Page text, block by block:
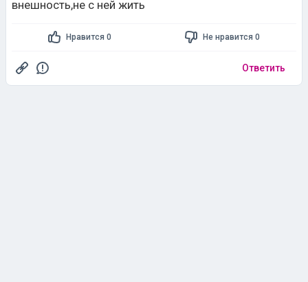
внешность,не с ней жить
Нравится 0 Не нравится 0
Ответить